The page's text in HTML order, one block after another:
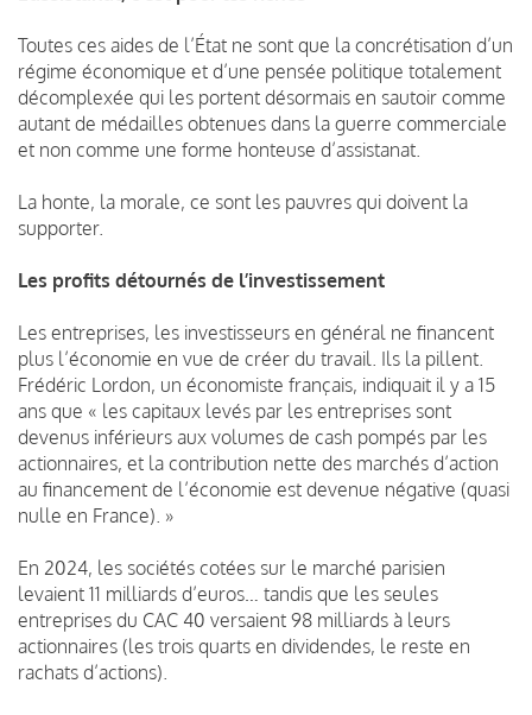
Toutes ces aides de l’État ne sont que la concrétisation d’un
régime économique et d’une pensée politique totalement
décomplexée qui les portent désormais en sautoir comme
autant de médailles obtenues dans la guerre commerciale
et non comme une forme honteuse d’assistanat.
La honte, la morale, ce sont les pauvres qui doivent la
supporter.
Les profits détournés de l’investissement
Les entreprises, les investisseurs en général ne financent
plus l’économie en vue de créer du travail. Ils la pillent.
Frédéric Lordon, un économiste français, indiquait il y a 15
ans que « les capitaux levés par les entreprises sont
devenus inférieurs aux volumes de cash pompés par les
actionnaires, et la contribution nette des marchés d’action
au financement de l’économie est devenue négative (quasi
nulle en France). »
En 2024, les sociétés cotées sur le marché parisien
levaient 11 milliards d’euros… tandis que les seules
entreprises du CAC 40 versaient 98 milliards à leurs
actionnaires (les trois quarts en dividendes, le reste en
rachats d’actions).